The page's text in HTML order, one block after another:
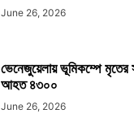
June 26, 2026
ভেনেজুয়েলায় ভূমিকম্পে মৃতের
আহত ৪৩০০
June 26, 2026